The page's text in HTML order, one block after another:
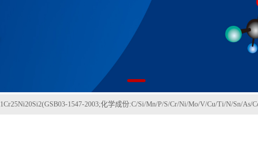
1Cr25Ni20Si2(GSB03-1547-2003;化学成份:C/Si/Mn/P/S/Cr/Ni/Mo/V/Cu/Ti/N/Sn/As/